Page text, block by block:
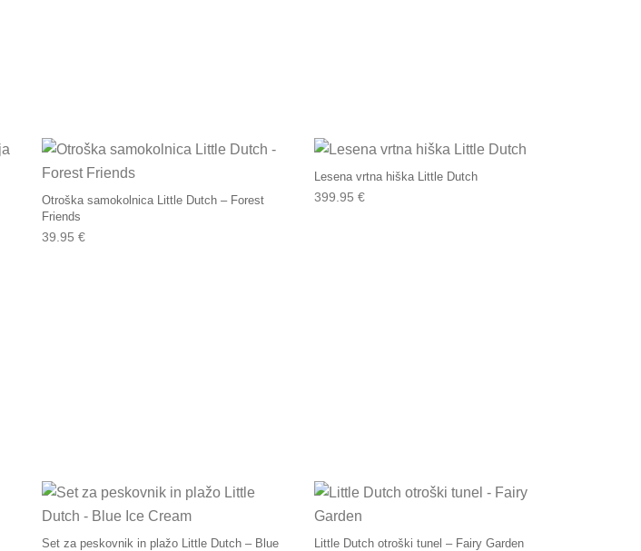
Otroška samokolnica Little Dutch – Forest
Friends
39.95 €
Lesena vrtna hiška Little Dutch
399.95 €
Set za peskovnik in plažo Little Dutch – Blue
Little Dutch otroški tunel – Fairy Garden